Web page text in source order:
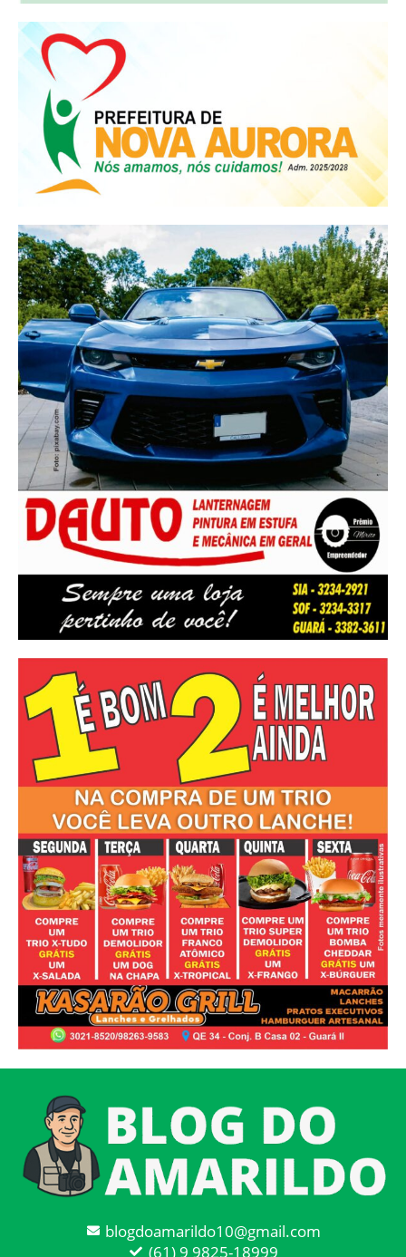
blogdoamarildo10@gmail.com
(61) 9 9825-18999